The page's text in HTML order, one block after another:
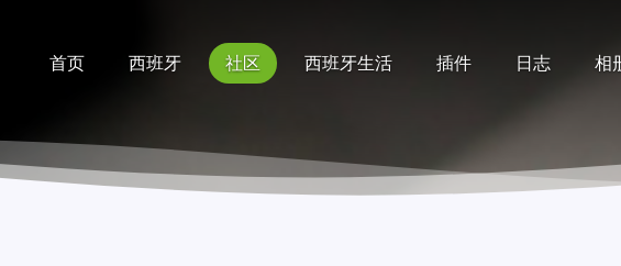
首页 西班牙 社区 西班牙生活 插件 日志 相